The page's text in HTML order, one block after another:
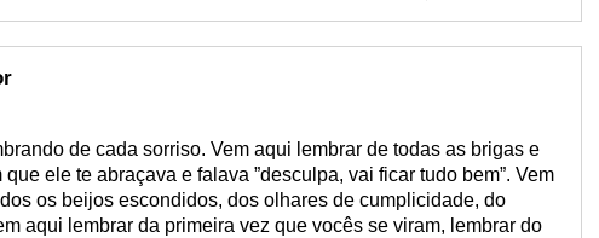
de cada sorriso. Vem aqui lembrar de todas as brigas e
ele te abraçava e falava ”desculpa, vai ficar tudo bem”. Vem
os beijos escondidos, dos olhares de cumplicidade, do
aqui lembrar da primeira vez que vocês se viram, lembrar do